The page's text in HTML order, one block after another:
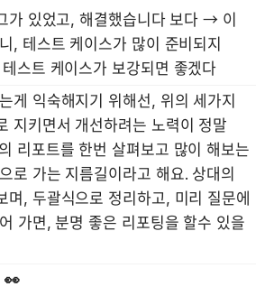
가 있었고, 해결했습니다 보다 → 이
, 테스트 케이스가 많이 준비되지
스트 케이스가 보강되면 좋겠다
게 익숙해지기 위해선, 위의 세가지
지키면서 개선하려는 노력이 정말
리포트를 한번 살펴보고 많이 해보는
로 가는 지름길이라고 해요. 상대의
며, 두괄식으로 정리하고, 미리 질문에
가면, 분명 좋은 리포팅을 할수 있을
👀